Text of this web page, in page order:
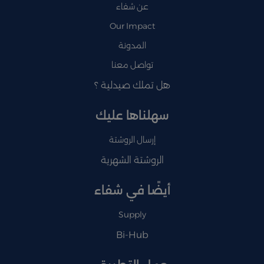
عن شفاء
Our Impact
المدونة
تواصل معنا
هل تملك صيدلية ؟
سهلناها عليك
إرسال الروشتة
الروشتة الشهرية
أيضًا في شفاء
Supply
Bi-Hub